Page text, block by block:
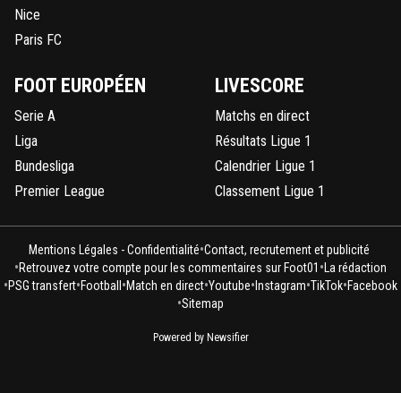
Nice
Paris FC
FOOT EUROPÉEN
Serie A
Liga
Bundesliga
Premier League
LIVESCORE
Matchs en direct
Résultats Ligue 1
Calendrier Ligue 1
Classement Ligue 1
Mentions Légales - Confidentialité•Contact, recrutement et publicité
•Retrouvez votre compte pour les commentaires sur Foot01 • La rédaction
•PSG transfert•Football •Match en direct•Youtube• Instagram•TikTok•Facebook
•Sitemap
Powered by Newsifier